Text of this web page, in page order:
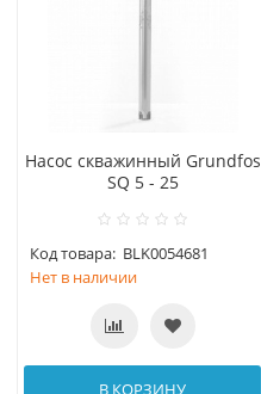
Насос скважинный Grundfos
SQ 5 - 25
Код товара: BLK0054681
Нет в наличии